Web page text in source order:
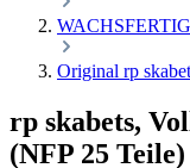
Original rp
rp skabets,
(NFP 25 Teile)